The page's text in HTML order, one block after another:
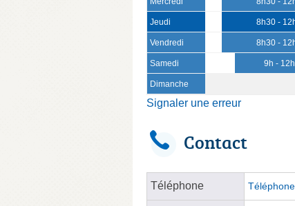
Jeudi 8h30 -
Vendredi 8h30 -
Samedi 9h - 12h
Dimanche
Signaler une erreur
Contact
Téléphone